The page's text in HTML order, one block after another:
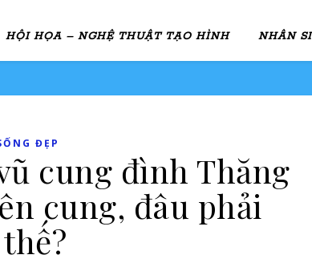
HỘI HỌA – NGHỆ THUẬT TẠO HÌNH NHÂN
ĐẸP
cung đình Thăng
cung, đâu phải